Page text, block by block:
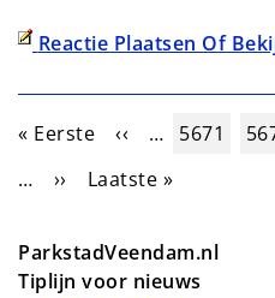
Reactie Plaatsen Of
Paginering
Eerste pagina
« Eerste Vorige pagina
‹‹ … Pagina
5671
…
Volgende pagina
›› Laatste pagina
Laatste »
ParkstadVeendam.nl
Tiplijn voor nieuws